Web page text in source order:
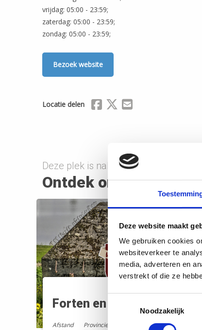
Deze website maakt
We gebruiken cookies
websiteverkeer te
media, adverteren en
verstrekt of die ze
Noodzakelijk
vrijdag: 05:00 - 23:59;
zaterdag: 05:00 - 23:59;
zondag: 05:00 - 23:59;
Bezoek website
Locatie delen Delen via Facebook
Delen via X (Twitter)
Delen via Mail
Deze plek is nabij onderstaande
Ontdek onderweg
Forten en vestingen
Afstand Provincie